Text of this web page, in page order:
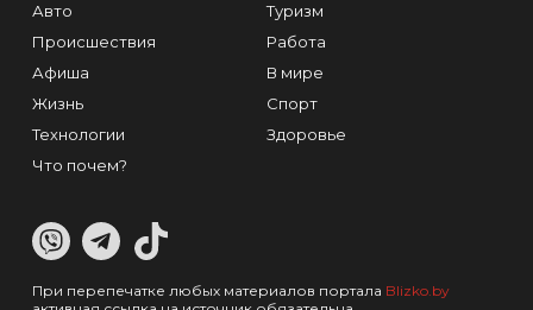
Авто
Происшествия
Афиша
Жизнь
Технологии
Что почем?
Туризм
Работа
В мире
Спорт
Здоровье
При перепечатке любых материалов портала Blizko.by